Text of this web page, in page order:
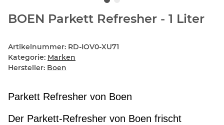
BOEN Parkett Refresher - 1 Liter
Artikelnummer: RD-IOV0-XU71
Kategorie: Marken
Hersteller: Boen
Parkett Refresher von Boen
Der Parkett-Refresher von Boen frischt